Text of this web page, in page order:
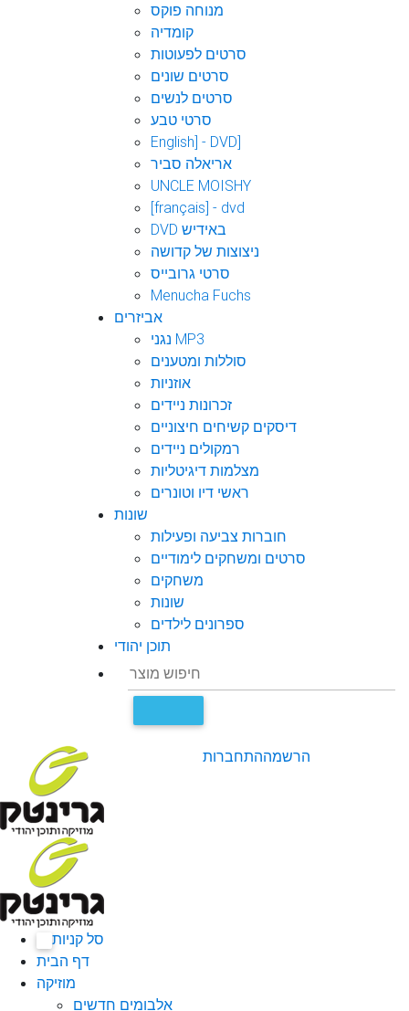
מנוחה פוקס
קומדיה
סרטים לפעוטות
סרטים שונים
סרטים לנשים
סרטי טבע
English] - DVD]
אריאלה סביר
UNCLE MOISHY
[français] - dvd
DVD באידיש
ניצוצות של קדושה
סרטי גרובייס
Menucha Fuchs
אביזרים
נגני MP3
סוללות ומטענים
אוזניות
זכרונות ניידים
דיסקים קשיחים חיצוניים
רמקולים ניידים
מצלמות דיגיטליות
ראשי דיו וטונרים
שונות
חוברות צביעה ופעילות
סרטים ומשחקים לימודיים
משחקים
שונות
ספרונים לילדים
תוכן יהודי
התחברותהרשמה
סל קניות
דף הבית
מוזיקה
אלבומים חדשים